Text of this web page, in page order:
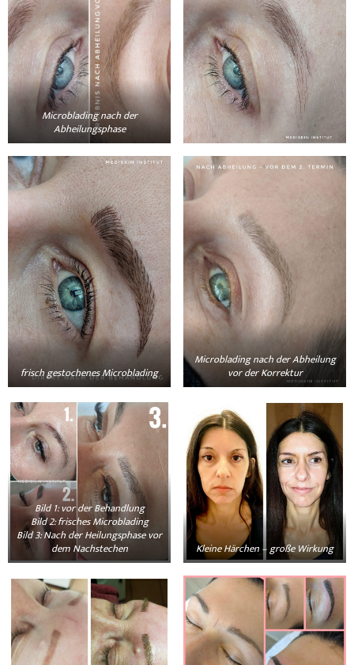
Microblading nach der
Abheilungsphase
frisch gestochenes Microblading
Microblading nach der Abheilung
vor der Korrektur
Bild 1: vor der Behandlung
Bild 2: frisches Microblading
Bild 3: Nach der Heilungsphase vor
dem Nachstechen
Kleine Härchen – große Wirkung